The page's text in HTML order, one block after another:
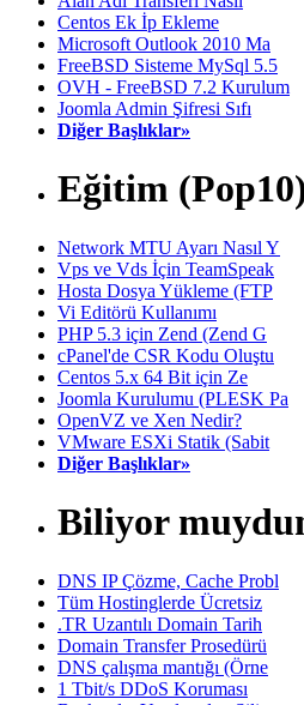
Centos Ek İp Ekleme
Microsoft Outlook 2010 Ma
FreeBSD Sisteme MySql 5.5
OVH - FreeBSD 7.2 Kurulum
Joomla Admin Şifresi Sıfı
Diğer Başlıklar»
Eğitim
Network MTU Ayarı Nasıl Y
Vps ve Vds İçin TeamSpeak
Hosta Dosya Yükleme (FTP
Vi Editörü Kullanımı
PHP 5.3 için Zend (Zend G
cPanel'de CSR Kodu Oluştu
Centos 5.x 64 Bit için Ze
Joomla Kurulumu (PLESK Pa
OpenVZ ve Xen Nedir?
VMware ESXi Statik (Sabit
Diğer Başlıklar»
Biliyor
DNS IP Çözme, Cache Probl
Tüm Hostinglerde Ücretsiz
.TR Uzantılı Domain Tarih
Domain Transfer Prosedürü
DNS çalışma mantığı (Örne
1 Tbit/s DDoS Koruması